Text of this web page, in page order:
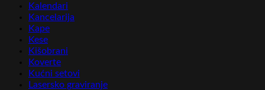
Kalendari
Kancelarija
Kape
Kese
Kišobrani
Koverte
Kućni setovi
Lasersko graviranje